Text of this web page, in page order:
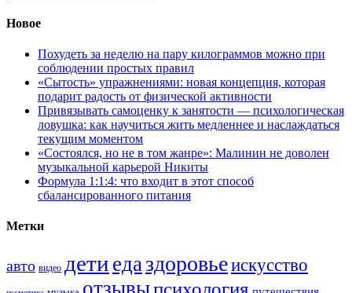
Новое
Похудеть за неделю на пару килограммов можно при
соблюдении простых правил
«Сытость» упражнениями: новая концепция, которая
подарит радость от физической активности
Привязывать самоценку к занятости — психологическая
ловушка: как научиться жить медленнее и наслаждаться
текущим моментом
«Состоялся, но не в том жанре»: Малинин не доволен
музыкальной карьерой Никиты
Формула 1:1:4: что входит в этот способ
сбалансированного питания
Метки
авто видео дети еда здоровьеискусство
отзывыпсихология